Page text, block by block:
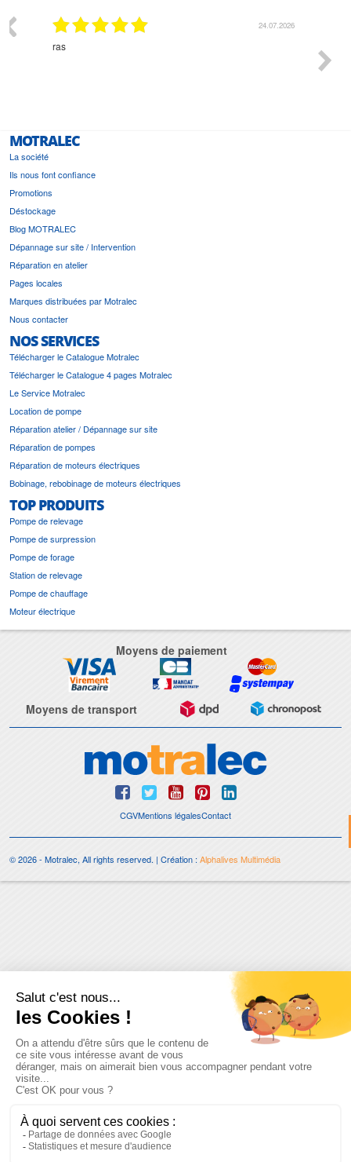
24.07.2026
ras
MOTRALEC
La société
Ils nous font confiance
Promotions
Déstockage
Blog MOTRALEC
Dépannage sur site / Intervention
Réparation en atelier
Pages locales
Marques distribuées par Motralec
Nous contacter
NOS SERVICES
Télécharger le Catalogue Motralec
Télécharger le Catalogue 4 pages Motralec
Le Service Motralec
Location de pompe
Réparation atelier / Dépannage sur site
Réparation de pompes
Réparation de moteurs électriques
Bobinage, rebobinage de moteurs électriques
TOP PRODUITS
Pompe de relevage
Pompe de surpression
Pompe de forage
Station de relevage
Pompe de chauffage
Moteur électrique
Moyens de paiement
Moyens de transport
CGVMentions légalesContact
© 2026 - Motralec, All rights reserved. | Création :Alphalives Multimédia